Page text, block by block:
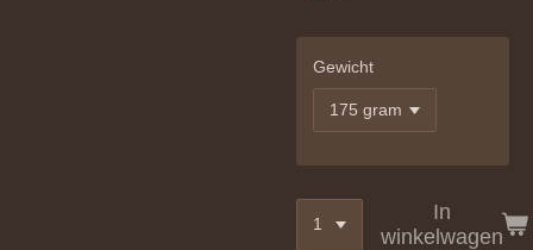
Gewicht
In
winkelwagen